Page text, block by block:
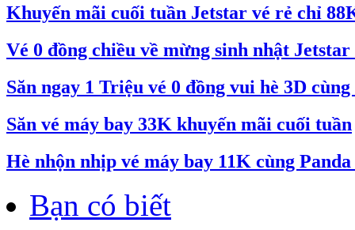
Khuyến mãi cuối tuần Jetstar vé rẻ chỉ
Vé 0 đồng chiều về mừng sinh nhật
Săn ngay 1 Triệu vé 0 đồng vui hè 3D
Săn vé máy bay 33K khuyến mãi cuối tuần
Hè nhộn nhịp vé máy bay 11K cùng
Bạn có biết